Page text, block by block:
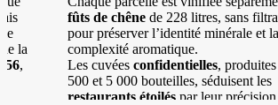
la
,
fûts de chênede 228 litres, sans
pour préserver l’identité minérale et la
complexité aromatique.
Les cuvées confidentielles, produites
500 et 5 000 bouteilles, séduisent les
restaurants étoiléspar leur précision